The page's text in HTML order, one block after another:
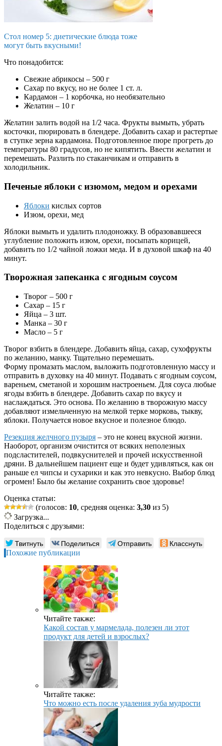
Стол номер 5: диетические блюда тоже
могут быть вкусными!
Что понадобится:
Свежие абрикосы – 500 г
Сахар по вкусу, но не более 1 ст. л.
Кардамон – 1 корбочка, но необязательно
Желатин – 10 г
Желатин залить водой на 1/2 часа. Фрукты вымыть, убрать
косточки, пюрировать в блендере. Добавить сахар и растертые
в ступке зерна кардамона. Подготовленное пюре прогреть до
температуры 80 градусов, но не кипятить. Ввести желатин и
перемешать. Разлить по стаканчикам и отправить в
холодильник.
Печеные яблоки с изюмом, медом и орехами
Яблоки кислых сортов
Изюм, орехи, мед
Яблоки вымыть и удалить плодоножку. В образовавшееся
углубление положить изюм, орехи, посыпать корицей,
добавить по 1/2 чайной ложки меда. И в духовой шкаф на 40
минут.
Творожная запеканка с ягодным соусом
Творог – 500 г
Сахар – 15 г
Яйца – 3 шт.
Манка – 30 г
Масло – 5 г
Творог взбить в блендере. Добавить яйца, сахар, сухофрукты
по желанию, манку. Тщательно перемешать.
Форму промазать маслом, выложить подготовленную массу и
отправить в духовку на 40 минут. Подавать с ягодным соусом,
вареньем, сметаной и хорошим настроеньем. Для соуса любые
ягоды взбить в блендере. Добавить сахар по вкусу и
наслаждаться. Это основа. По желанию в творожную массу
добавляют измельченную на мелкой терке морковь, тыкву,
яблоки. Получается новое вкусное и полезное блюдо.
Резекция желчного пузыря – это не конец вкусной жизни.
Наоборот, организм очистится от всяких неполезных
подсластителей, подвкуснителей и прочей искусственной
дряни. В дальнейшем пациент еще и будет удивляться, как он
раньше ел чипсы и сухарики и как это невкусно. Выбор блюд
огромен! Было бы желание сохранить свое здоровье!
Оценка статьи:
(голосов: 10, средняя оценка: 3,30 из 5)
Загрузка...
Поделиться с друзьями:
Твитнуть Поделиться Отправить Класснуть
Похожие публикации
Читайте также:
Какой состав у мармелада, полезен ли этот
продукт для детей и взрослых?
Читайте также:
Что можно есть после удаления зуба мудрости